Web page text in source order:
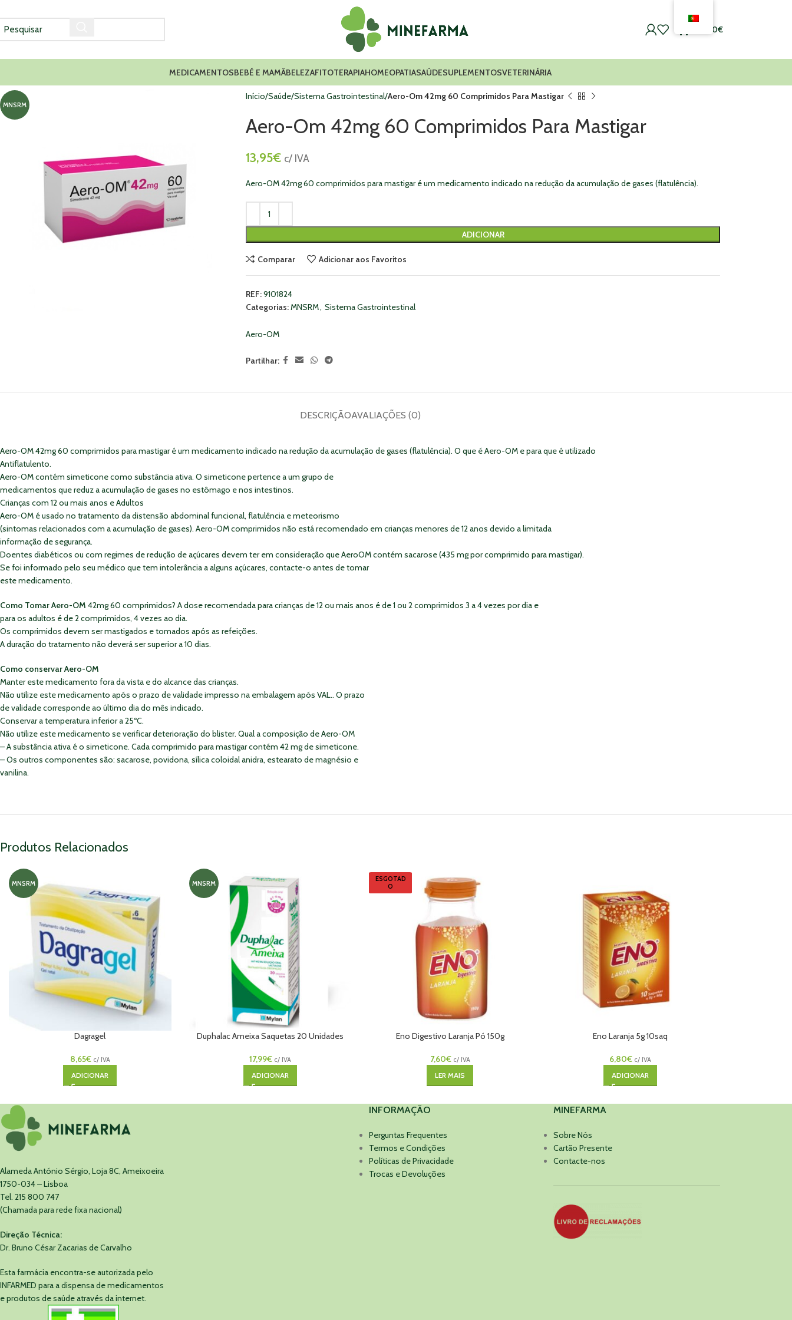
0,00€
MEDICAMENTOSBEBÉ E MAMÃBELEZAFITOTERAPIAHOMEOPATIASAÚDESUPLEMENTOSVETERINÁRIA
MNSRM
Início Saúde Sistema Gastrointestinal Aero-Om 42mg 60 Comprimidos Para Mastigar
Aero-Om 42mg 60 Comprimidos Para Mastigar
13,95€ c/ IVA
Aero-OM 42mg 60 comprimidos para mastigar é um medicamento indicado na redução da acumulação de gases (flatulência).
ADICIONAR
Comparar Adicionar aos Favoritos
REF:9101824
Categorias:MNSRM, Sistema Gastrointestinal
Aero-OM
Partilhar:
DESCRIÇÃOAVALIAÇÕES (0)
Aero-OM 42mg 60 comprimidos para mastigar é um medicamento indicado na redução da acumulação de gases (flatulência). O que é Aero-OM e para que é utilizado
Antiflatulento.
Aero-OM contém simeticone como substância ativa. O simeticone pertence a um grupo de
medicamentos que reduz a acumulação de gases no estômago e nos intestinos.
Crianças com 12 ou mais anos e Adultos
Aero-OM é usado no tratamento da distensão abdominal funcional, flatulência e meteorismo
(sintomas relacionados com a acumulação de gases). Aero-OM comprimidos não está recomendado em crianças menores de 12 anos devido a limitada
informação de segurança.
Doentes diabéticos ou com regimes de redução de açúcares devem ter em consideração que AeroOM contém sacarose (435 mg por comprimido para mastigar).
Se foi informado pelo seu médico que tem intolerância a alguns açúcares, contacte-o antes de tomar
este medicamento.
Como Tomar Aero-OM 42mg 60 comprimidos? A dose recomendada para crianças de 12 ou mais anos é de 1 ou 2 comprimidos 3 a 4 vezes por dia e
para os adultos é de 2 comprimidos, 4 vezes ao dia.
Os comprimidos devem ser mastigados e tomados após as refeições.
A duração do tratamento não deverá ser superior a 10 dias.
Como conservar Aero-OM
Manter este medicamento fora da vista e do alcance das crianças.
Não utilize este medicamento após o prazo de validade impresso na embalagem após VAL.. O prazo
de validade corresponde ao último dia do mês indicado.
Conservar a temperatura inferior a 25ºC.
Não utilize este medicamento se verificar deterioração do blister. Qual a composição de Aero-OM
– A substância ativa é o simeticone. Cada comprimido para mastigar contém 42 mg de simeticone.
– Os outros componentes são: sacarose, povidona, sílica coloidal anidra, estearato de magnésio e
vanilina.
Produtos Relacionados
MNSRM
Dagragel
8,65€ c/ IVA
ADICIONAR
MNSRM
Duphalac Ameixa Saquetas 20 Unidades
17,99€ c/ IVA
ADICIONAR
ESGOTAD
O
Eno Digestivo Laranja Pó 150g
7,60€ c/ IVA
LER MAIS
Eno Laranja 5g 10saq
6,80€ c/ IVA
ADICIONAR
Alameda António Sérgio, Loja 8C, Ameixoeira
1750-034 – Lisboa
Tel. 215 800 747
(Chamada para rede fixa nacional)
Direção Técnica:
Dr. Bruno César Zacarias de Carvalho
Esta farmácia encontra-se autorizada pelo
INFARMED para a dispensa de medicamentos
e produtos de saúde através da internet.
INFORMAÇÃO
Perguntas Frequentes
Termos e Condições
Políticas de Privacidade
Trocas e Devoluções
MINEFARMA
Sobre Nós
Cartão Presente
Contacte-nos